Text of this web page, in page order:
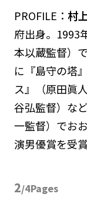
PROFILE： 村
府出身。1993
本以蔵監督）
に『島守の塔
ス』（原田眞
谷弘監督）な
一監督）でお
演男優賞を受賞
2/4Pages